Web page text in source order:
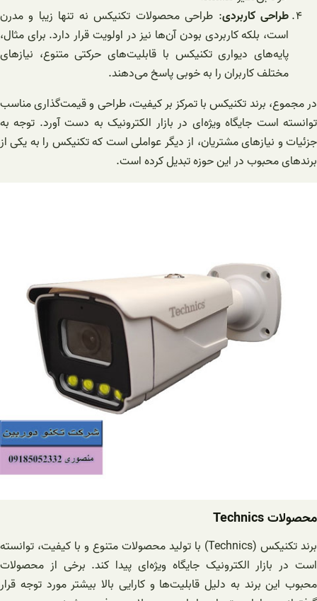
طراحی کاربردی: طراحی محصولات تکنیکس نه تنها زیبا و مدرن
است، بلکه کاربردی بودن آن‌ها نیز در اولویت قرار دارد. برای مثال،
پایه‌های دیواری تکنیکس با قابلیت‌های حرکتی متنوع، نیازهای
مختلف کاربران را به خوبی پاسخ می‌دهند.
در مجموع، برند تکنیکس با تمرکز بر کیفیت، طراحی و قیمت‌گذاری مناسب
توانسته است جایگاه ویژه‌ای در بازار الکترونیک به دست آورد. توجه به
جزئیات و نیازهای مشتریان، از دیگر عواملی است که تکنیکس را به یکی از
برندهای محبوب در این حوزه تبدیل کرده است.
محصولات Technics
برند تکنیکس (Technics) با تولید محصولات متنوع و با کیفیت، توانسته
است در بازار الکترونیک جایگاه ویژه‌ای پیدا کند. برخی از محصولات
محبوب این برند به دلیل قابلیت‌ها و کارایی بالا بیشتر مورد توجه قرار